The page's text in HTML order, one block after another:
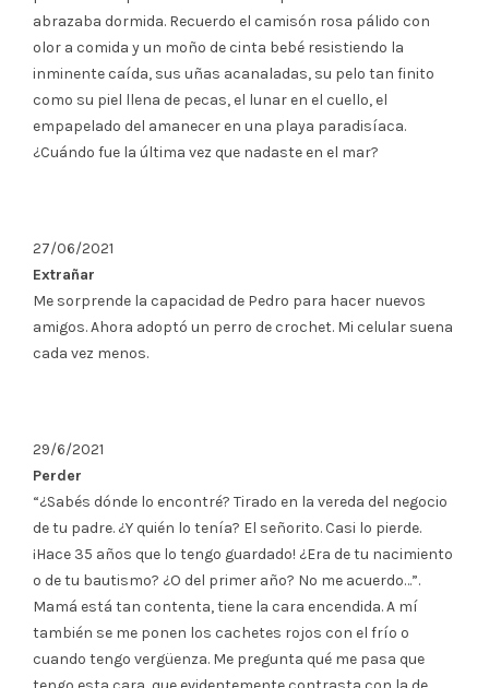
abrazaba dormida. Recuerdo el camisón rosa pálido con
olor a comida y un moño de cinta bebé resistiendo la
inminente caída, sus uñas acanaladas, su pelo tan finito
como su piel llena de pecas, el lunar en el cuello, el
empapelado del amanecer en una playa paradisíaca.
¿Cuándo fue la última vez que nadaste en el mar?
27/06/2021
Extrañar
Me sorprende la capacidad de Pedro para hacer nuevos
amigos. Ahora adoptó un perro de crochet. Mi celular suena
cada vez menos.
29/6/2021
Perder
“¿Sabés dónde lo encontré? Tirado en la vereda del negocio
de tu padre. ¿Y quién lo tenía? El señorito. Casi lo pierde.
¡Hace 35 años que lo tengo guardado! ¿Era de tu nacimiento
o de tu bautismo? ¿O del primer año? No me acuerdo…”.
Mamá está tan contenta, tiene la cara encendida. A mí
también se me ponen los cachetes rojos con el frío o
cuando tengo vergüenza. Me pregunta qué me pasa que